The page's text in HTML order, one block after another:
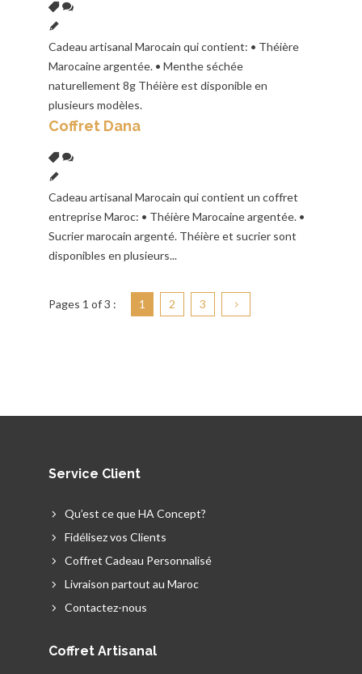
Cadeau artisanal Marocain qui contient: • Théière
Marocaine argentée. • Menthe séchée
naturellement 8g Théière est disponible en
plusieurs modèles.
Coffret Dana
Cadeau artisanal Marocain qui contient un coffret
entreprise Maroc: • Théière Marocaine argentée. •
Sucrier marocain argenté. Théière et sucrier sont
disponibles en plusieurs...
Pages 1 of 3 : 1 2 3
Service Client
Qu’est ce que HA Concept?
Fidélisez vos Clients
Coffret Cadeau Personnalisé
Livraison partout au Maroc
Contactez-nous
Coffret Artisanal